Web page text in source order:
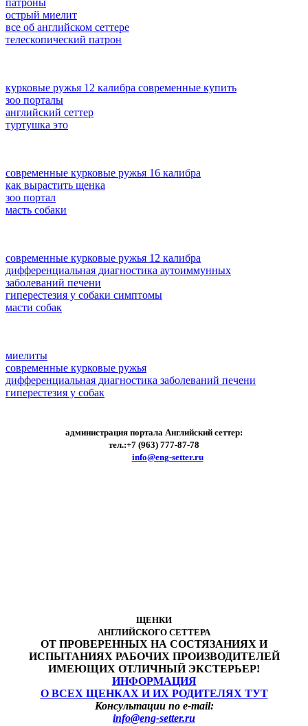
острый миелит
все об английском сеттере
телескопический патрон
курковые ружья 12 калибра современные купить
зоо порталы
английский сеттер
туртушка это
современные курковые ружья 16 калибра
как вырастить щенка
зоо портал
масть собаки
современные курковые ружья 12 калибра
дифференциальная диагностика аутоиммунных
заболеваний печени
гиперестезия у собаки симптомы
масти собак
миелиты
современные курковые ружья
дифференциальная диагностика заболеваний печени
гиперестезия у собак
администрация портала Английский сеттер:
тел.:+7 (963) 777-87-78
info@eng-setter.ru
ЩЕНКИ
АНГЛИЙСКОГО СЕТТЕРА
ОТ ПРОВЕРЕННЫХ НА СОСТЯЗАНИЯХ И
ИСПЫТАНИЯХ РАБОЧИХ ПРОИЗВОДИТЕЛЕЙ
ИМЕЮЩИХ ОТЛИЧНЫЙ ЭКСТЕРЬЕР!
ИНФОРМАЦИЯ
О ВСЕХ ЩЕНКАХ И ИХ РОДИТЕЛЯХ ТУТ
Консультации по e-mail:
info@eng-setter.ru